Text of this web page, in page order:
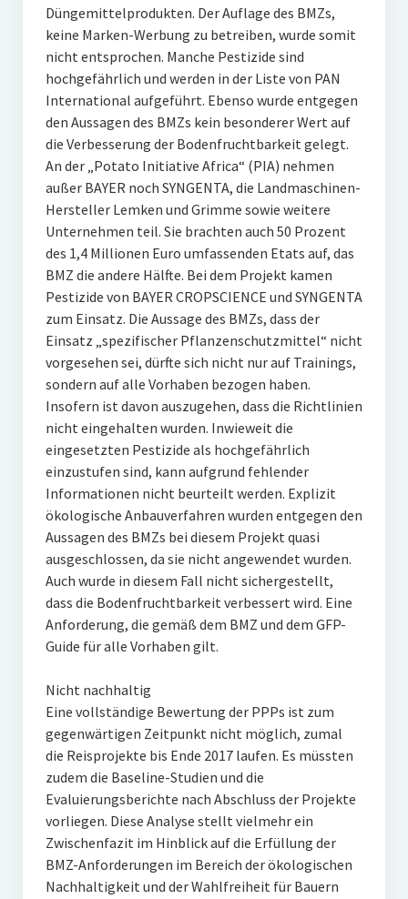
Düngemittelprodukten. Der Auflage des BMZs,
keine Marken-Werbung zu betreiben, wurde somit
nicht entsprochen. Manche Pestizide sind
hochgefährlich und werden in der Liste von PAN
International aufgeführt. Ebenso wurde entgegen
den Aussagen des BMZs kein besonderer Wert auf
die Verbesserung der Bodenfruchtbarkeit gelegt.
An der „Potato Initiative Africa“ (PIA) nehmen
außer BAYER noch SYNGENTA, die Landmaschinen-
Hersteller Lemken und Grimme sowie weitere
Unternehmen teil. Sie brachten auch 50 Prozent
des 1,4 Millionen Euro umfassenden Etats auf, das
BMZ die andere Hälfte. Bei dem Projekt kamen
Pestizide von BAYER CROPSCIENCE und SYNGENTA
zum Einsatz. Die Aussage des BMZs, dass der
Einsatz „spezifischer Pflanzenschutzmittel“ nicht
vorgesehen sei, dürfte sich nicht nur auf Trainings,
sondern auf alle Vorhaben bezogen haben.
Insofern ist davon auszugehen, dass die Richtlinien
nicht eingehalten wurden. Inwieweit die
eingesetzten Pestizide als hochgefährlich
einzustufen sind, kann aufgrund fehlender
Informationen nicht beurteilt werden. Explizit
ökologische Anbauverfahren wurden entgegen den
Aussagen des BMZs bei diesem Projekt quasi
ausgeschlossen, da sie nicht angewendet wurden.
Auch wurde in diesem Fall nicht sichergestellt,
dass die Bodenfruchtbarkeit verbessert wird. Eine
Anforderung, die gemäß dem BMZ und dem GFP-
Guide für alle Vorhaben gilt.
Nicht nachhaltig
Eine vollständige Bewertung der PPPs ist zum
gegenwärtigen Zeitpunkt nicht möglich, zumal
die Reisprojekte bis Ende 2017 laufen. Es müssten
zudem die Baseline-Studien und die
Evaluierungsberichte nach Abschluss der Projekte
vorliegen. Diese Analyse stellt vielmehr ein
Zwischenfazit im Hinblick auf die Erfüllung der
BMZ-Anforderungen im Bereich der ökologischen
Nachhaltigkeit und der Wahlfreiheit für Bauern